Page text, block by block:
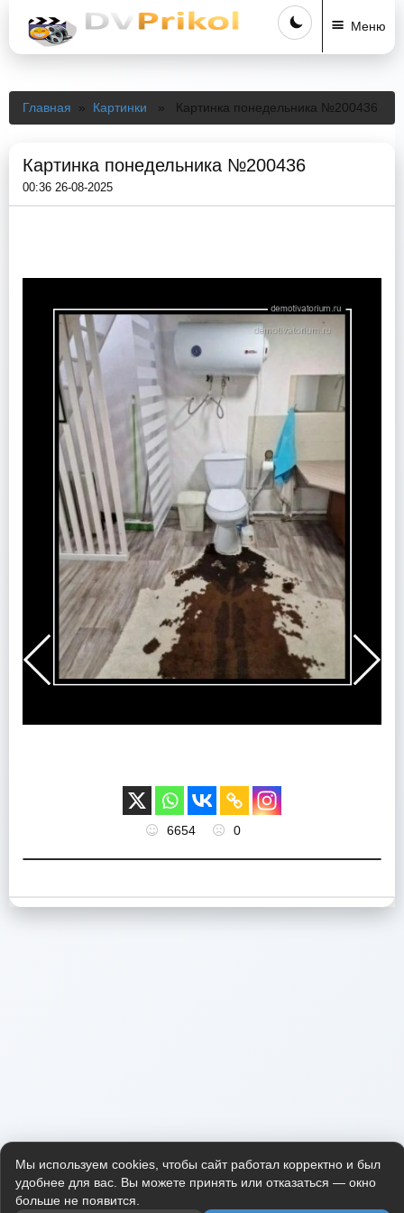
Меню
Главная » Картинки » Картинка понедельника №200436
Картинка понедельника №200436
00:36 26-08-2025
6654 0
Мы используем cookies, чтобы сайт работал корректно и был
удобнее для вас. Вы можете принять или отказаться — окно
больше не появится.